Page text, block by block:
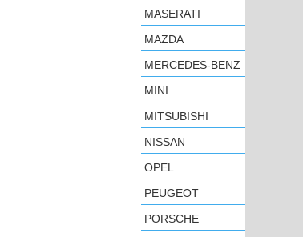
MASERATI
MAZDA
MERCEDES-BENZ
MINI
MITSUBISHI
NISSAN
OPEL
PEUGEOT
PORSCHE